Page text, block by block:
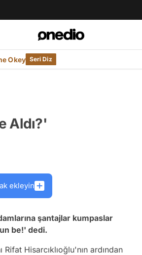
Okey Seri Diz
Aldı?'
ekleyin
şantajlar kumpaslar
be!' dedi.
Rifat Hisarcıklıoğlu'nın ardından